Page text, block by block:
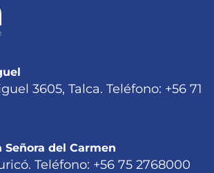
3605, Talca. Teléfono: +56 71
del Carmen
Teléfono: +56 75 2768000